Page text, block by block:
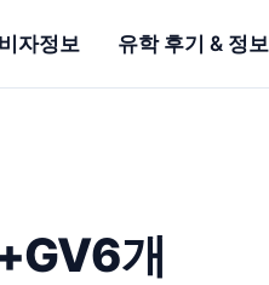
비자정보 유학 후기 & 정보
개